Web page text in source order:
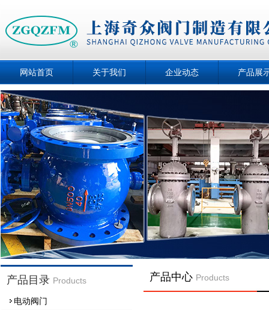
网站首页 关于我们 企业动态 产品展
产品目录 Products
电动阀门
产品中心 Products